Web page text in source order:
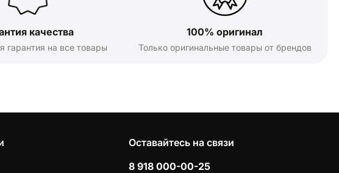
качества
гарантия на все товары
100% оригинал
Только оригинальные товары от брендов
Оставайтесь на связи
8 918 000-00-25